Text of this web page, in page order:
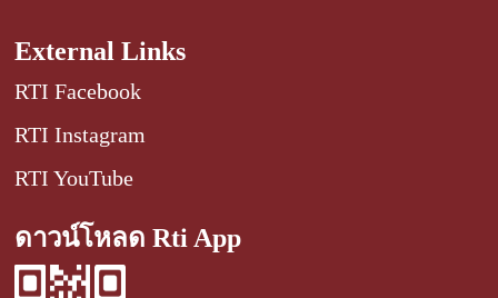
External Links
RTI Facebook
RTI Instagram
RTI YouTube
ดาวน์โหลด Rti App